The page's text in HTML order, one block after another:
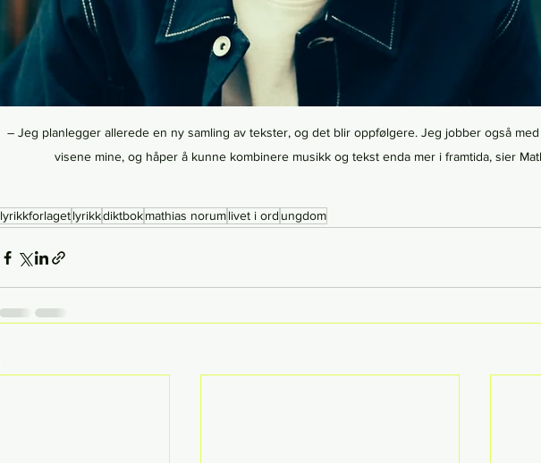
– Jeg planlegger allerede en ny samling av tekster, og det blir oppfølgere. Jeg jobber også
visene mine, og håper å kunne kombinere musikk og tekst enda mer i framtida, sier
lyrikkforlagetlyrikkdiktbokmathias norumlivet i ord ungdom